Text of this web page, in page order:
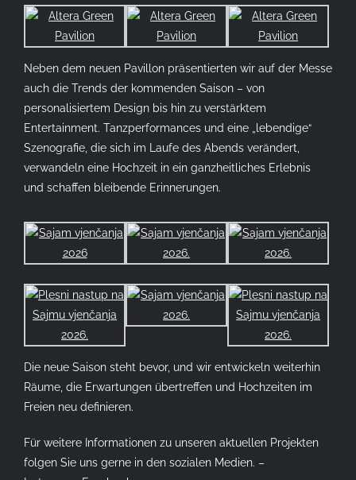
Neben dem neuen Pavillon präsentierten wir auf der Messe
auch die Trends der kommenden Saison – von
personalisiertem Design bis hin zu verstärktem
Entertainment. Tanzperformances und eine „lebendige“
Szenografie, die sich im Laufe des Abends verändert,
verwandeln eine Hochzeit in ein ganzheitliches Erlebnis
und schaffen bleibende Erinnerungen.
Die neue Saison steht bevor, und wir entwickeln weiterhin
Räume, die Erwartungen übertreffen und Hochzeiten im
Freien neu definieren.
Für weitere Informationen zu unseren aktuellen Projekten
folgen Sie uns gerne in den sozialen Medien. –